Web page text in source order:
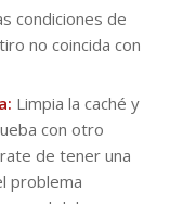
condiciones de
no coincida con
Limpia la caché y
con otro
de tener una
problema